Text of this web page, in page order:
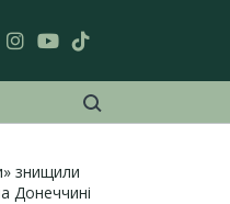
знищили
Донеччині